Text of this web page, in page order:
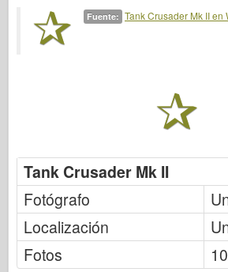
Leyenda
Zvezda
Álbumes-Fotos
Caminar alrededor
Libros
Dvds
Fuente: Tank Crusader Mk II en
Tank Crusader Mk II
Fotógrafo
Localización
Fotos